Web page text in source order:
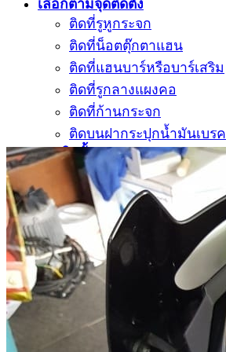
เลือกตามจุดติดตั้ง
ติดที่รูหูกระจก
ติดที่น็อตตุ๊กตาแฮน
ติดที่แฮนบาร์หรือบาร์เสริม
ติดที่รูกลางแผงคอ
ติดที่ก้านกระจก
ติดบนฝากระปุกน้ำมันเบรค
การติดตั้ง
บทความ